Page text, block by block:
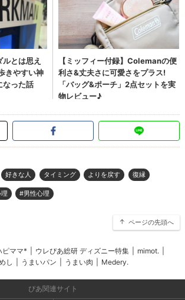
好きな人 タイミング よりを戻す 復縁
#男性心理
ページの先頭へ
ピママ* ウレぴあ総研 ディズニー特集 mimot.
し
うまいパン うまい肉 Medery.
ぴあ関連サイト